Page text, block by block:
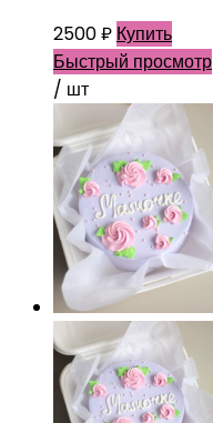
2500₽ Купить
Быстрый просмотр
/ шт